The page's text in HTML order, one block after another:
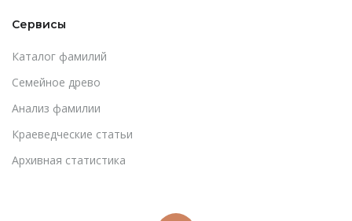
Сервисы
Каталог фамилий
Cемейное древо
Анализ фамилии
Краеведческие статьи
Архивная статистика